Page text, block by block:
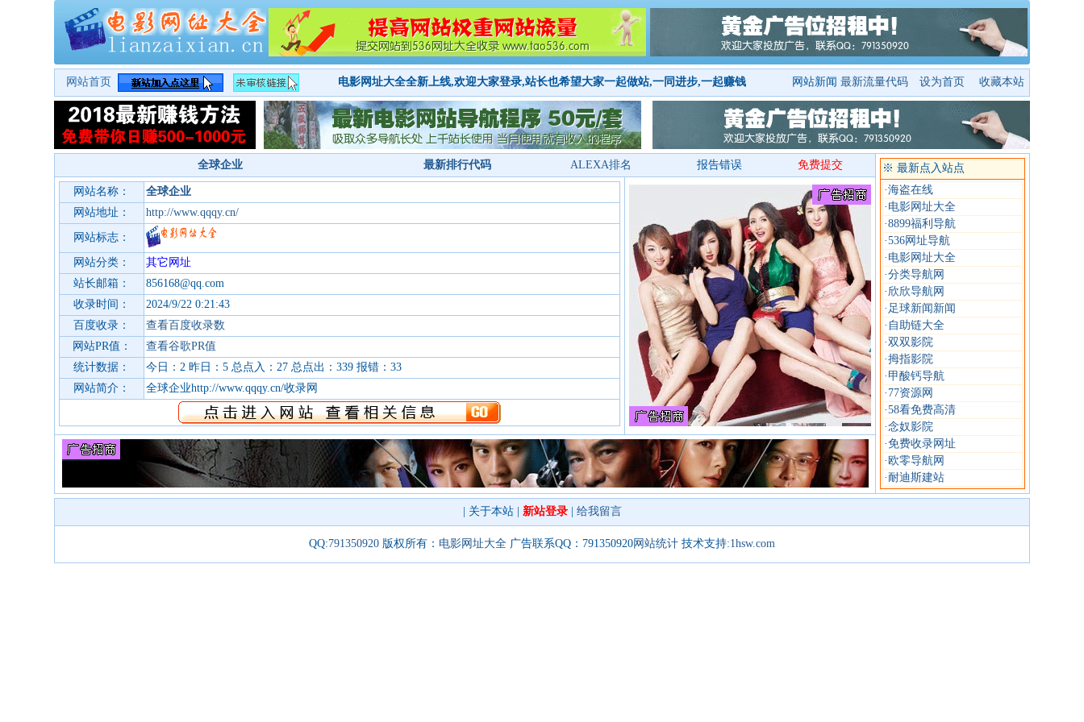
网站首页 电影网址大全全新上线,欢迎大家登录,站长也希望大家一起做站,一同进步,一起赚钱 网站新闻 最新流量代码 设为首页 收藏本站
全球企业 最新排行代码 ALEXA排名 报告错误 免费提交
※ 最新点入站点
·海盗在线
· 电影网址大全
·8899福利导航
·536网址导航
· 电影网址大全
·分类导航网
· 欣欣导航网
· 足球新闻新闻
· 自助链大全
·双双影院
·拇指影院
· 甲酸钙导航
· 77资源网
·58看免费高清
·念奴影院
·免费收录网址
· 欧零导航网
· 耐迪斯建站
网站名称：
全球企业
网站地址：
http://www.qqqy.cn/
网站标志：
网站分类：
其它网址
站长邮箱：
856168@qq.com
收录时间：
2024/9/22 0:21:43
百度收录：
查看百度收录数
网站PR值：
查看谷歌PR值
统计数据：
今日：2 昨日：5 总点入：27 总点出：339 报错：33
网站简介：
全球企业http://www.qqqy.cn/收录网
关于本站| 新站登录| 给我留言
QQ:791350920 版权所有： 电影网址大全 广告联系QQ：791350920网站统计 技术支持:1hsw.com